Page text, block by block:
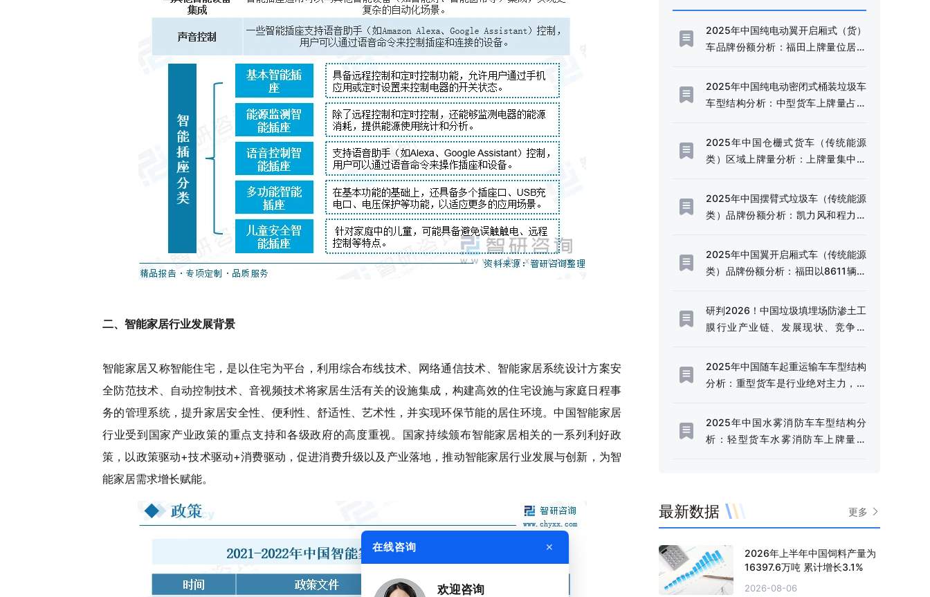
二、 智能家居行业发展背景
智能家居又称智能住宅，是以住宅为平台，利用综合布线技术、网络通信技术、智能家居系统设计方案安
全防范技术、自动控制技术、音视频技术将家居生活有关的设施集成，构建高效的住宅设施与家庭日程事
务的管理系统，提升家居安全性、便利性、舒适性、艺术性，并实现环保节能的居住环境。中国智能家居
行业受到国家产业政策的重点支持和各级政府的高度重视。国家持续颁布智能家居相关的一系列利好政
策，以政策驱动+技术驱动+消费驱动，促进消费升级以及产业落地，推动智能家居行业发展与创新，为智
能家居需求增长赋能。
2025年中国纯电动翼开启厢式（货）
车品牌份额分析：福田上牌量位居首
2025年中国纯电动密闭式桶装垃圾车
车型结构分析：中型货车上牌量占比
2025年中国仓栅式货车（传统能源
类）区域上牌量分析：上牌量集中于
2025年中国摆臂式垃圾车（传统能源
类）品牌份额分析：凯力风和程力威
2025年中国翼开启厢式车（传统能源
类）品牌份额分析：福田以8611辆稳
[图]
研判2026！中国垃圾填埋场防渗土工
膜行业产业链、发展现状、竞争格
代，防渗土工膜成为垃圾填埋场核心
材料[图]
2025年中国随车起重运输车车型结构
分析：重型货车是行业绝对主力，市
2025年中国水雾消防车车型结构分
析：轻型货车水雾消防车上牌量为
最新数据 更多
2026年上半年中国饲料产量为
16397.6万吨 累计增长3.1%
2026-08-06
在线咨询 ×
欢迎咨询